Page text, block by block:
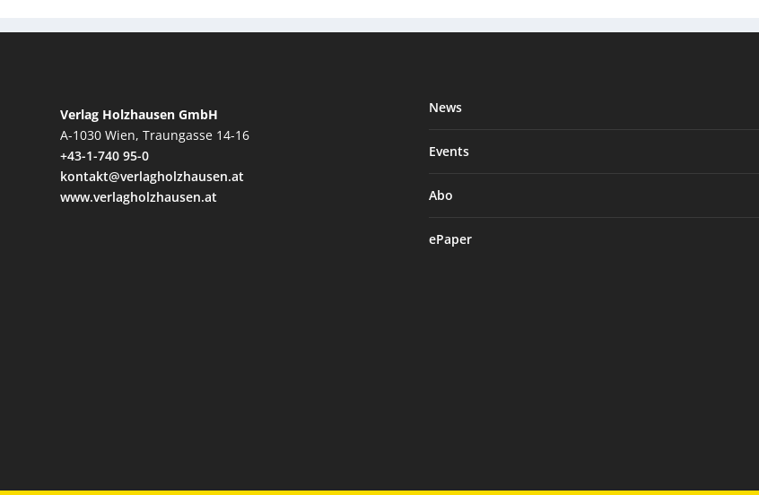
Verlag Holzhausen GmbH
A-1030 Wien, Traungasse 14-16
+43-1-740 95-0
kontakt@verlagholzhausen.at
www.verlagholzhausen.at
News
Events
Abo
ePaper